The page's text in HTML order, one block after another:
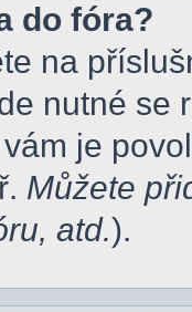
do fóra?
na
nutné se
je
Můžete
atd.).